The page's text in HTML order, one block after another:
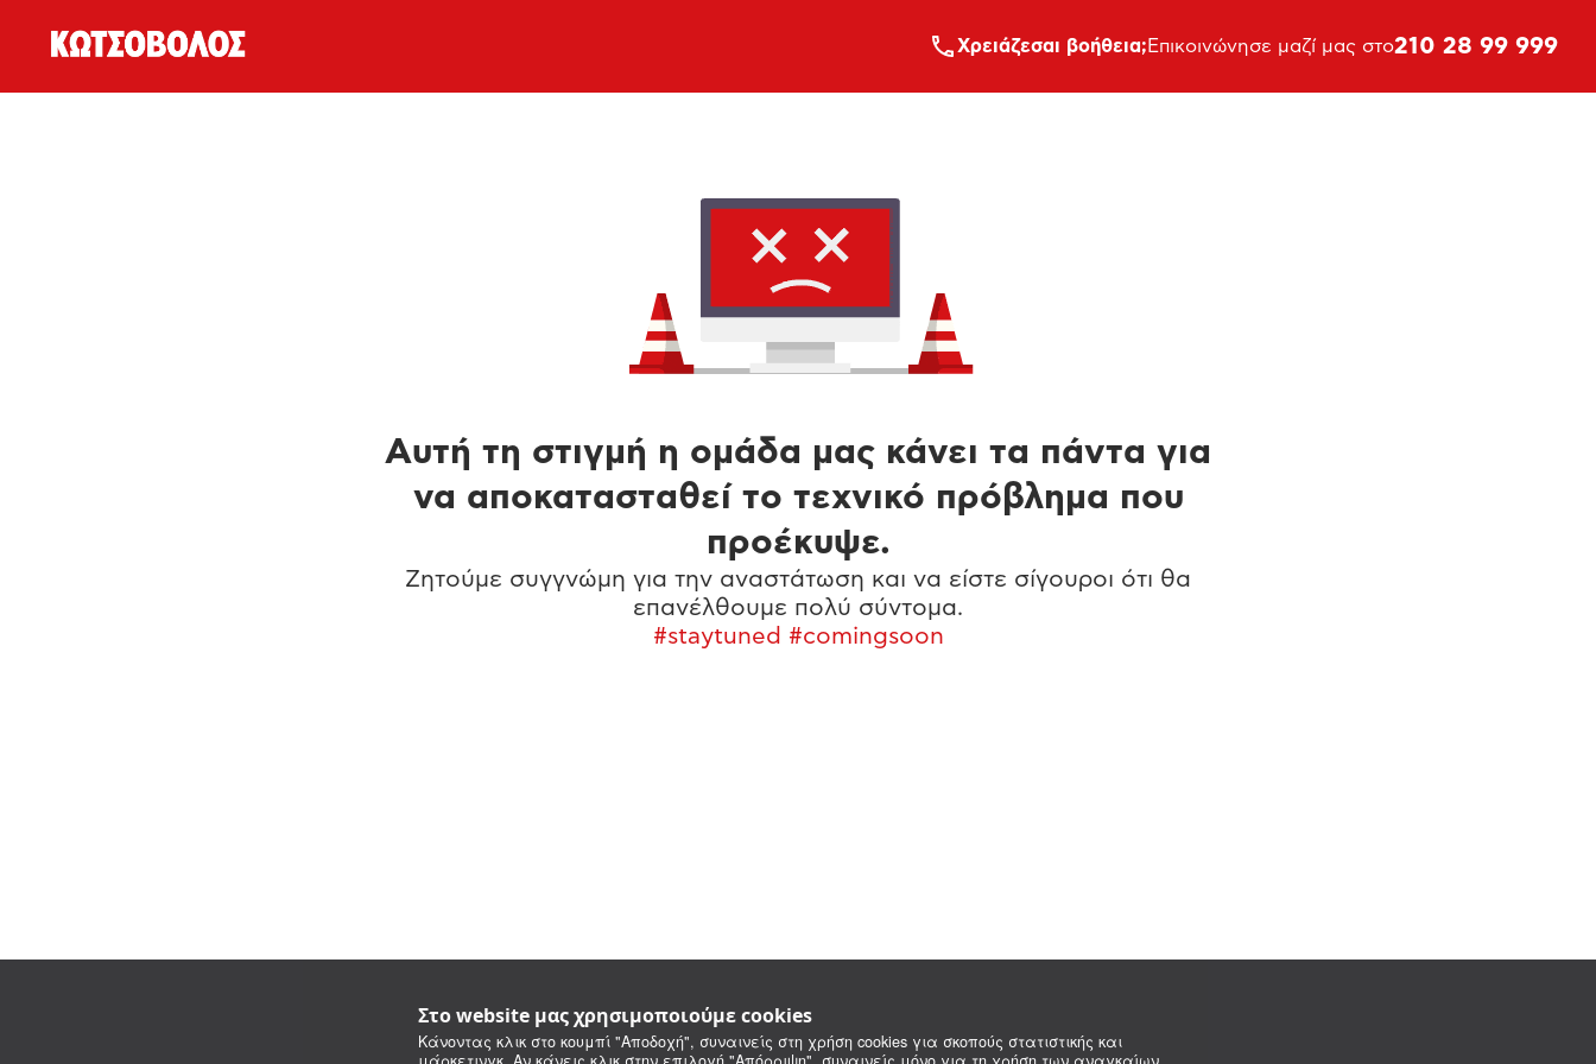
Στο website μας χρησιμοποιούμε cookies
Κάνοντας κλικ στο κουμπί "Αποδοχή", συναινείς στη χρήση cookies για σκοπούς στατιστικής και
Xρειάζεσαι βοήθεια; Επικοινώνησε μαζί μας στο210 28 99 999
Αυτή τη στιγμή η ομάδα μας κάνει τα πάντα για
να αποκατασταθεί το τεχνικό πρόβλημα που
προέκυψε.
Ζητούμε συγγνώμη για την αναστάτωση και να είστε σίγουροι ότι θα
επανέλθουμε πολύ σύντομα.
#staytuned #comingsoon